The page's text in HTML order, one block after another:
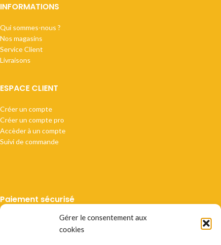
Gérer le consentement aux
cookies
INFORMATIONS
Qui sommes-nous ?
Nos magasins
Service Client
Livraisons
ESPACE CLIENT
Créer un compte
Créer un compte pro
Accèder à un compte
Suivi de commande
Paiement sécurisé